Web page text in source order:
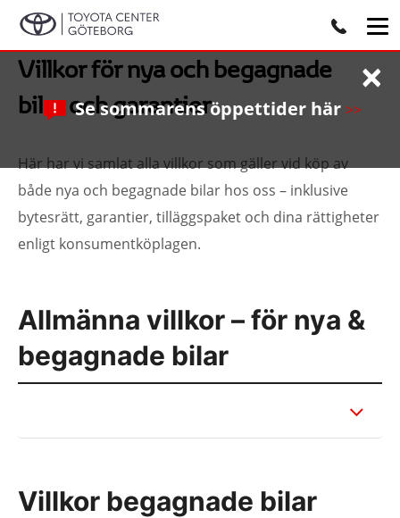
Se sommarens öppettider här >>
×
Villkor för nya och begagnade
bilar och garantier
Här har vi samlat alla villkor som gäller vid köp av
både nya och begagnade bilar hos oss – inklusive
bytesrätt, garantier, tilläggspaket och dina rättigheter
enligt konsumentköplagen.
Allmänna villkor – för nya &
begagnade bilar
Villkor begagnade bilar